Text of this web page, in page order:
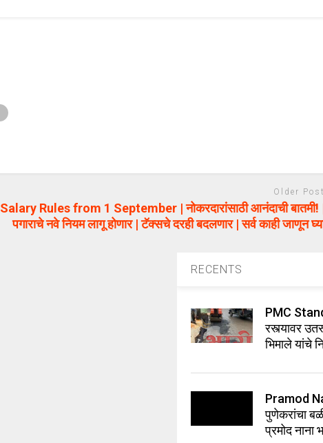
Older Post
Salary Rules from 1 September | नोकरदारांसाठी आनंदाची बातमी!
पगाराचे नवे नियम लागू होणार | टॅक्सचे दरही बदलणार | सर्व काही जाणून
RECENTS
PMC
रस्त्यावर
भिमाले यांचे
Pramod
पुणेकरांचा
प्रमोद नाना